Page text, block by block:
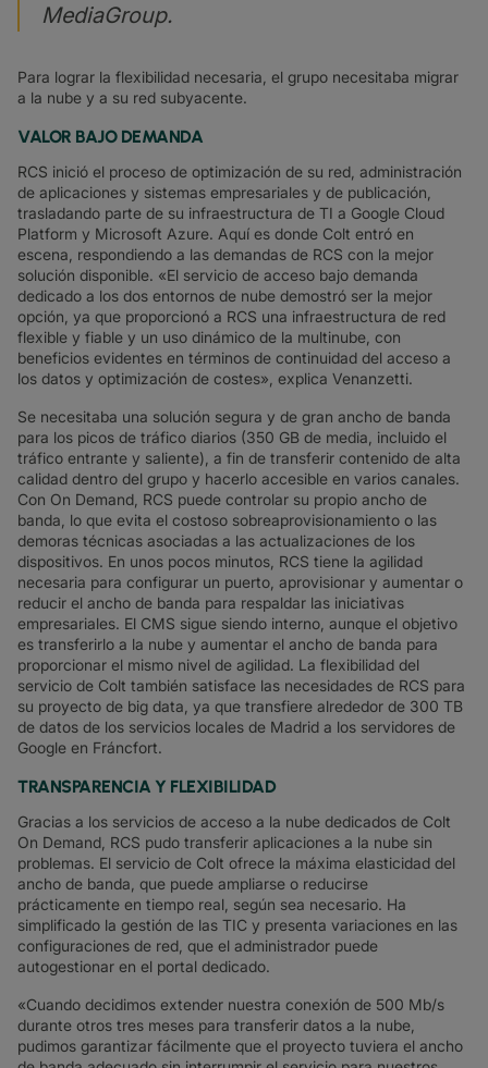
MediaGroup.
Para lograr la flexibilidad necesaria, el grupo necesitaba migrar
a la nube y a su red subyacente.
VALOR BAJO DEMANDA
RCS inició el proceso de optimización de su red, administración
de aplicaciones y sistemas empresariales y de publicación,
trasladando parte de su infraestructura de TI a Google Cloud
Platform y Microsoft Azure. Aquí es donde Colt entró en
escena, respondiendo a las demandas de RCS con la mejor
solución disponible. «El servicio de acceso bajo demanda
dedicado a los dos entornos de nube demostró ser la mejor
opción, ya que proporcionó a RCS una infraestructura de red
flexible y fiable y un uso dinámico de la multinube, con
beneficios evidentes en términos de continuidad del acceso a
los datos y optimización de costes», explica Venanzetti.
Se necesitaba una solución segura y de gran ancho de banda
para los picos de tráfico diarios (350 GB de media, incluido el
tráfico entrante y saliente), a fin de transferir contenido de alta
calidad dentro del grupo y hacerlo accesible en varios canales.
Con On Demand, RCS puede controlar su propio ancho de
banda, lo que evita el costoso sobreaprovisionamiento o las
demoras técnicas asociadas a las actualizaciones de los
dispositivos. En unos pocos minutos, RCS tiene la agilidad
necesaria para configurar un puerto, aprovisionar y aumentar o
reducir el ancho de banda para respaldar las iniciativas
empresariales. El CMS sigue siendo interno, aunque el objetivo
es transferirlo a la nube y aumentar el ancho de banda para
proporcionar el mismo nivel de agilidad. La flexibilidad del
servicio de Colt también satisface las necesidades de RCS para
su proyecto de big data, ya que transfiere alrededor de 300 TB
de datos de los servicios locales de Madrid a los servidores de
Google en Fráncfort.
TRANSPARENCIA Y FLEXIBILIDAD
Gracias a los servicios de acceso a la nube dedicados de Colt
On Demand, RCS pudo transferir aplicaciones a la nube sin
problemas. El servicio de Colt ofrece la máxima elasticidad del
ancho de banda, que puede ampliarse o reducirse
prácticamente en tiempo real, según sea necesario. Ha
simplificado la gestión de las TIC y presenta variaciones en las
configuraciones de red, que el administrador puede
autogestionar en el portal dedicado.
«Cuando decidimos extender nuestra conexión de 500 Mb/s
durante otros tres meses para transferir datos a la nube,
pudimos garantizar fácilmente que el proyecto tuviera el ancho